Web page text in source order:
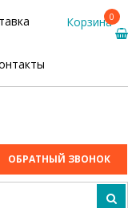
Корзина0
ОБРАТНЫЙ ЗВОНОК